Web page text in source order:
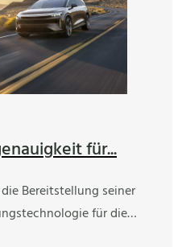
für...
Bereitstellung seiner
für die…